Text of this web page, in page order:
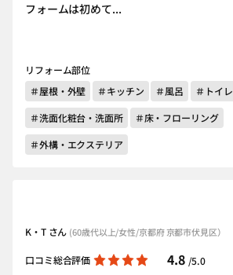
フォームは初めて...
リフォーム部位
＃屋根・外壁
＃キッチン ＃風呂
＃トイレ
＃洗面化粧台・洗面所
＃床・フローリング
＃外構・エクステリア
K・T さん (60歳代以上/女性/京都府 京都市伏見区）
口コミ総合評価 4.8 /5.0